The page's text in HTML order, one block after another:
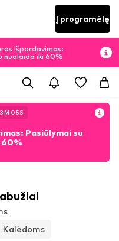
Į programėlę
išpardavimas:
nuolaida iki 60%
M 02S
Pasiūlymai su
60%
Kalėdoms